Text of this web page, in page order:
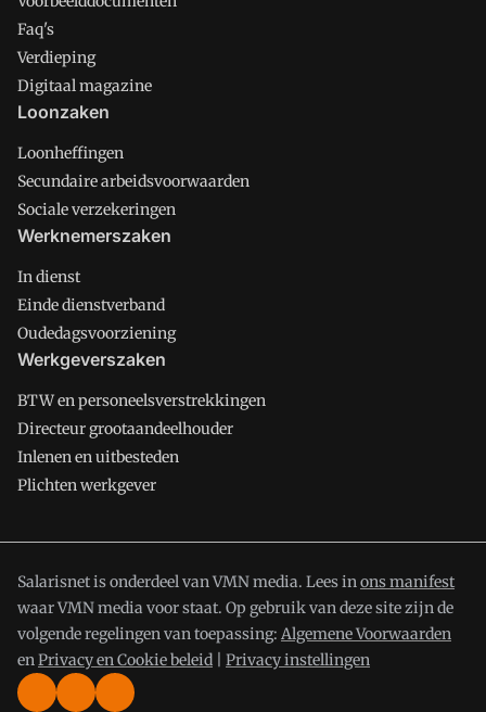
Faq's
Verdieping
Digitaal magazine
Loonzaken
Loonheffingen
Secundaire arbeidsvoorwaarden
Sociale verzekeringen
Werknemerszaken
In dienst
Einde dienstverband
Oudedagsvoorziening
Werkgeverszaken
BTW en personeelsverstrekkingen
Directeur grootaandeelhouder
Inlenen en uitbesteden
Plichten werkgever
Salarisnet is onderdeel van VMN media. Lees inons manifest
waar VMN media voor staat. Op gebruik van deze site zijn de
volgende regelingen van toepassing: Algemene Voorwaarden
enPrivacy en Cookie beleid Privacy instellingen